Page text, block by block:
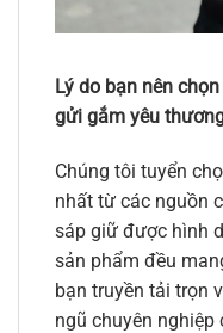
Lý do bạn nên
gửi gắm yêu
Chúng tôi tuyển
nhất từ các nguồn
sáp giữ được hình
sản phẩm đều
bạn truyền tải trọn
ngũ chuyên